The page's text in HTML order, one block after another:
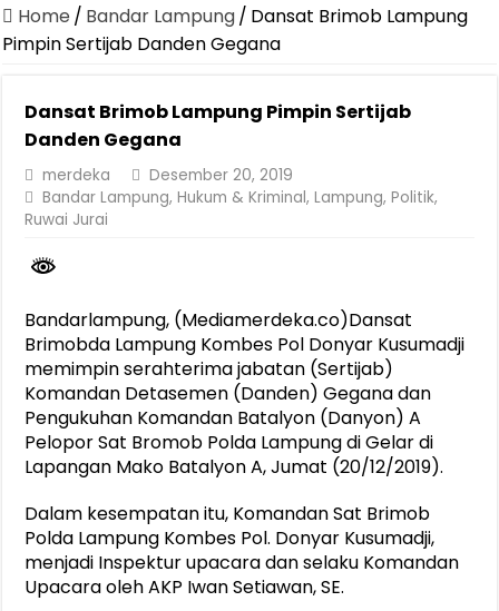
Pastikan Pelayanan Maksimal, Direksi Jasa Raharja Tinjau Korban
Jasa Raharja Jamin Seluruh Korban Kebakaran KM Mutiara
Gelar Audiensi, Jasa Raharja dan Kementerian PANRB Perkuat
Berkontribusi terhadap Keselamatan dan Mobilitas Masyarakat,
Pemprov Lampung Dukung Penuh Lampung Financial Festival,
Pengesahan Raperda APBD 2025 Jadi Langkah Penguatan
Home / Bandar Lampung/ Dansat Brimob Lampung
Pimpin Sertijab Danden Gegana
Dansat Brimob Lampung Pimpin Sertijab
Danden Gegana
merdeka
Desember 20, 2019
Bandar Lampung,Hukum & Kriminal,Lampung,Politik,
Ruwai Jurai
Bandarlampung, (Mediamerdeka.co)Dansat
Brimobda Lampung Kombes Pol Donyar Kusumadji
memimpin serahterima jabatan (Sertijab)
Komandan Detasemen (Danden) Gegana dan
Pengukuhan Komandan Batalyon (Danyon) A
Pelopor Sat Bromob Polda Lampung di Gelar di
Lapangan Mako Batalyon A, Jumat (20/12/2019).
Dalam kesempatan itu, Komandan Sat Brimob
Polda Lampung Kombes Pol. Donyar Kusumadji,
menjadi Inspektur upacara dan selaku Komandan
Upacara oleh AKP Iwan Setiawan, SE.